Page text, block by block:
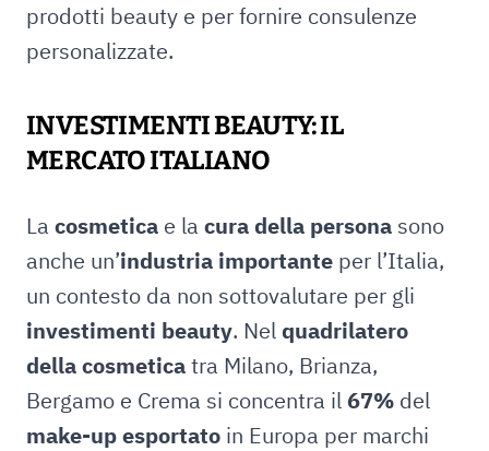
prodotti beauty e per fornire consulenze
personalizzate.
INVESTIMENTI BEAUTY: IL
MERCATO ITALIANO
La cosmetica e la cura della persona sono
anche un’industria importante per l’Italia,
un contesto da non sottovalutare per gli
investimenti beauty. Nel quadrilatero
della cosmeticatra Milano, Brianza,
Bergamo e Crema si concentra il67% del
make-up esportato in Europa per marchi